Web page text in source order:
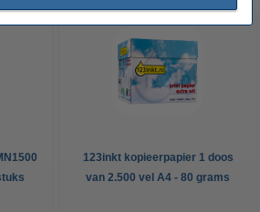
123inkt kopieerpapier 1 doos
van 2.500 vel A4 - 80 grams